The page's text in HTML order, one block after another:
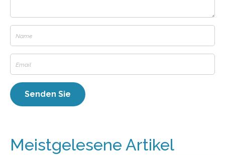
Meistgelesene Artikel